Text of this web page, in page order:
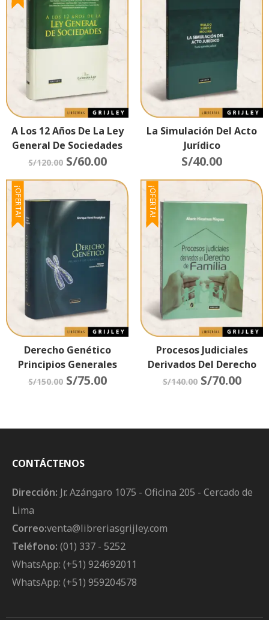
A Los 12 Años De La Ley
General De Sociedades
S/120.00 S/60.00
La Simulación Del Acto
Jurídico
S/40.00
¡OFERTA!
Derecho Genético
Principios Generales
S/150.00 S/75.00
¡OFERTA!
Procesos Judiciales
Derivados Del Derecho
De Familia
S/140.00 S/70.00
CONTÁCTENOS
Dirección: Jr. Azángaro 1075 - Oficina 205 - Cercado de
Lima
Correo:venta@libreriasgrijley.com
Teléfono: (01) 337 - 5252
WhatsApp: (+51) 924692011
WhatsApp: (+51) 959204578